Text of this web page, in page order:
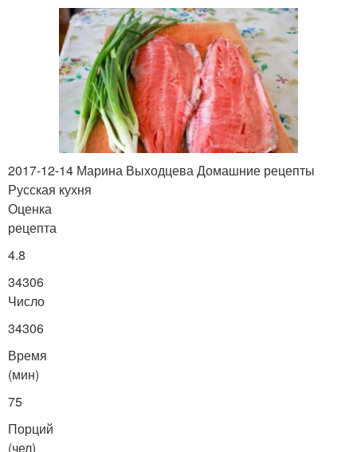
2017-12-14 Марина Выходцева Домашние рецепты
Русская кухня
Оценка
рецепта
4.8
34306
Число
34306
Время
(мин)
75
Порций
(чел)